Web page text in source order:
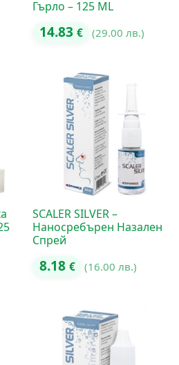
Гърло – 125 ML
14.83 € (29.00 лв.)
SCALER SILVER –
Наносребърен Назален
Спрей
8.18 € (16.00 лв.)